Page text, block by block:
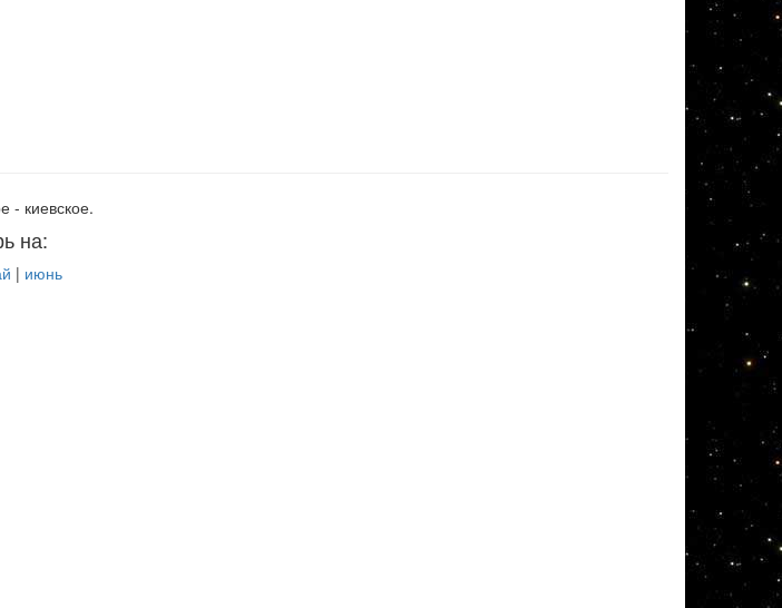
- киевское.
на:
| июнь